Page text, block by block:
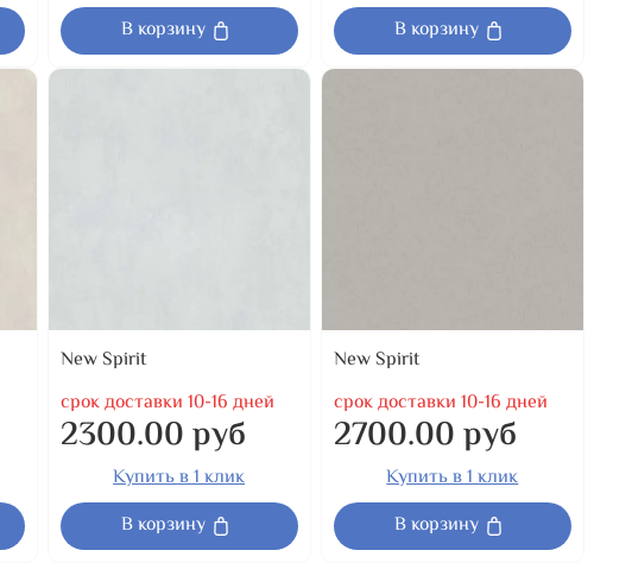
В корзину
В корзину
New Spirit
срок доставки 10-16 дней
2300.00 руб
Купить в 1 клик
В корзину
New Spirit
срок доставки 10-16 дней
2700.00 руб
Купить в 1 клик
В корзину